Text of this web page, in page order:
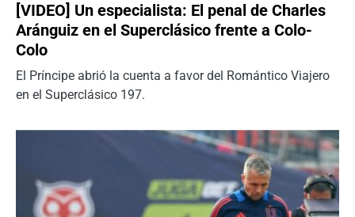
[VIDEO] Un especialista: El penal de Charles
Aránguiz en el Superclásico frente a Colo-
Colo
El Príncipe abrió la cuenta a favor del Romántico Viajero
en el Superclásico 197.